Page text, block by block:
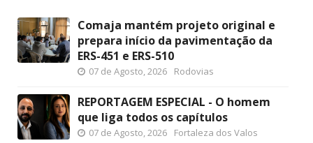
Comaja mantém projeto original e
prepara início da pavimentação da
ERS-451 e ERS-510
07 de Agosto, 2026 Rodovias
REPORTAGEM ESPECIAL - O homem
que liga todos os capítulos
07 de Agosto, 2026 Fortaleza dos Valos